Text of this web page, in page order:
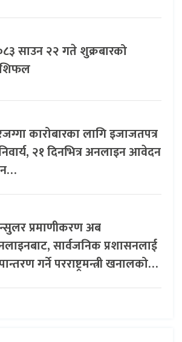
साउन २२ गते शुक्रबारको
कारोबारका लागि इजाजतपत्र
२१ दिनभित्र अनलाइन आवेदन
प्रमाणीकरण अब
सार्वजनिक प्रशासनलाई
गर्ने परराष्ट्रमन्त्री खनालको…